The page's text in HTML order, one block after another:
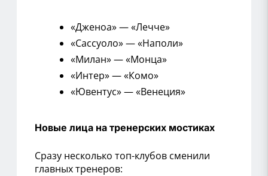
«Дженоа» — «Лечче»
«Сассуоло» — «Наполи»
«Милан» — «Монца»
«Интер» — «Комо»
«Ювентус» — «Венеция»
Новые лица на тренерских мостиках
Сразу несколько топ-клубов сменили
главных тренеров: